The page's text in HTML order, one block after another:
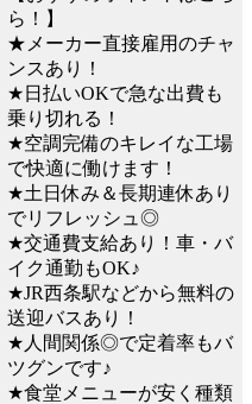
ら！】
★メーカー直接雇用のチャ
ンスあり！
★日払いOKで急な出費も
乗り切れる！
★空調完備のキレイな工場
で快適に働けます！
★土日休み＆長期連休あり
でリフレッシュ◎
★交通費支給あり！車・バ
イク通勤もOK♪
★JR西条駅などから無料の
送迎バスあり！
★人間関係◎で定着率もバ
ツグンです♪
★食堂メニューが安く種類